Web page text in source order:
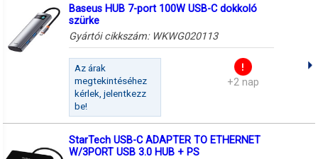
Baseus HUB 7-port 100W USB-C dokkoló
szürke
Gyártói cikkszám: WKWG020113
Az árak
megtekintéséhez
kérlek, jelentkezz
be!
+2 nap
StarTech USB-C ADAPTER TO ETHERNET
W/3PORT USB 3.0 HUB + PS